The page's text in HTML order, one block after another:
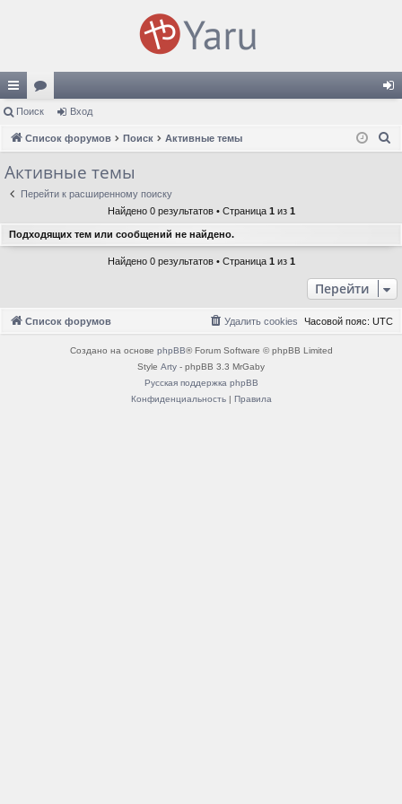
с
ы
лк
и
ор
ум д
Поиск Вход
Список форумов Поиск Активные темы
Активные темы
Перейти к расширенному поиску
Найдено 0 результатов • Страница 1 из 1
Подходящих тем или сообщений не найдено.
Найдено 0 результатов • Страница 1 из 1
Перейти
Список форумов Часовой пояс: UTC
Удалить cookies
Создано на основе phpBB® Forum Software © phpBB Limited
Style Arty - phpBB 3.3 MrGaby
Русская поддержка phpBB
Конфиденциальность| Правила